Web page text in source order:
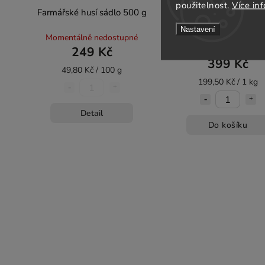
použitelnost. Více
Nastavení
Farmářské husí sádlo 500 g
Momentálně nedostupné
249 Kč
49,80 Kč / 100 g
Detail
Farmářské pomalu
kuře cca 2 kg
399 Kč
199,50 Kč / 1 kg
Do košíku